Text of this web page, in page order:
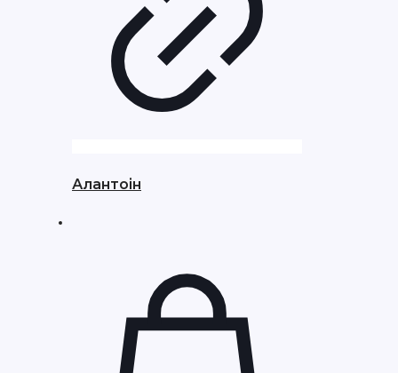
Алантоін